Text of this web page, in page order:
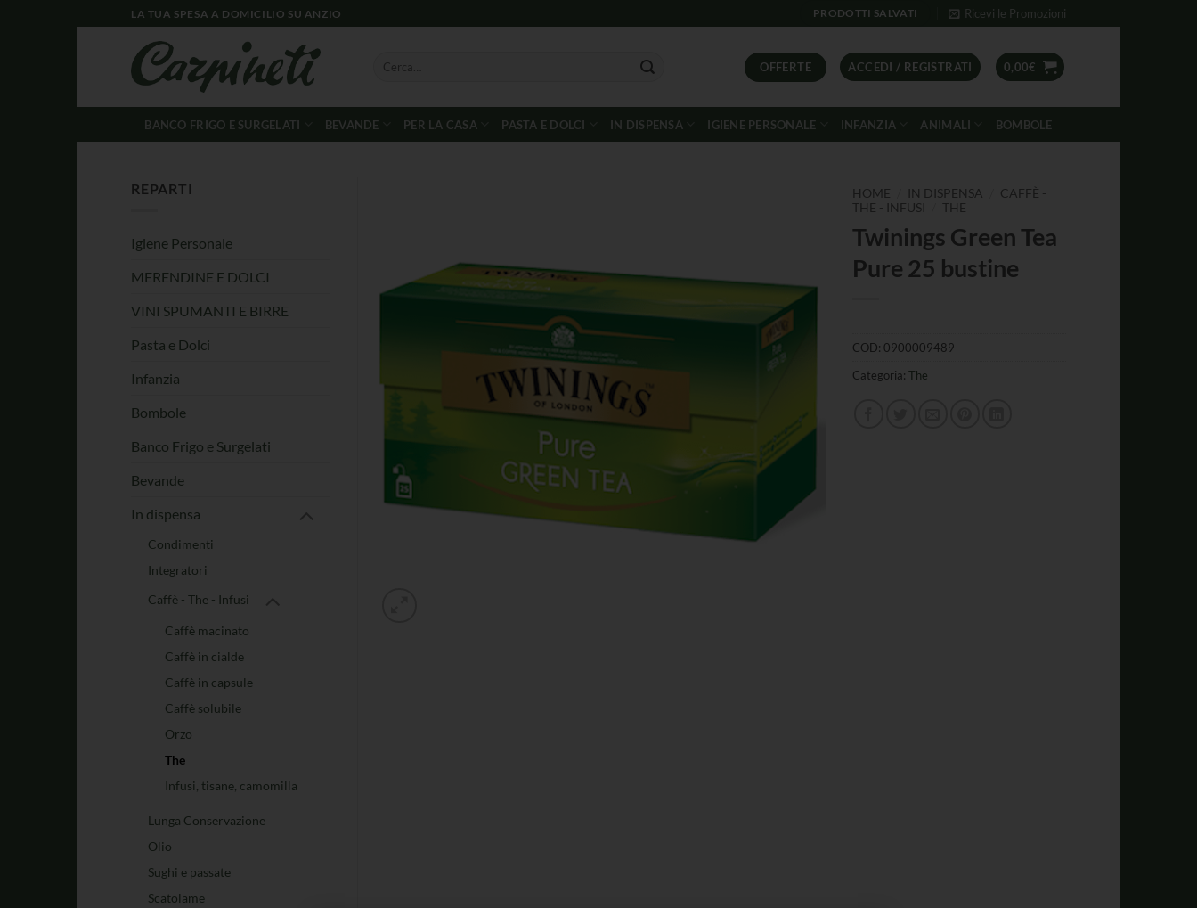
LA TUA SPESA A DOMICILIO SU ANZIO PRODOTTI SALVATI Ricevi le Promozioni
OFFERTE ACCEDI / REGISTRATI 0,00€
BANCO FRIGO E SURGELATI BEVANDE PER LA CASA PASTA E DOLCI IN DISPENSA IGIENE PERSONALE INFANZIA ANIMALI BOMBOLE
HOME IN DISPENSA
CAFFÈ -
THE - INFUSI
THE
Twinings Green Tea
Pure 25 bustine
COD: 0900009489
Categoria: The
REPARTI
Igiene Personale
MERENDINE E DOLCI
VINI SPUMANTI E BIRRE
Pasta e Dolci
Infanzia
Bombole
Banco Frigo e Surgelati
Bevande
In dispensa
Condimenti
Integratori
Caffè - The - Infusi
Caffè macinato
Caffè in cialde
Caffè in capsule
Caffè solubile
Orzo
The
Infusi, tisane, camomilla
Lunga Conservazione
Olio
Sughi e passate
Scatolame